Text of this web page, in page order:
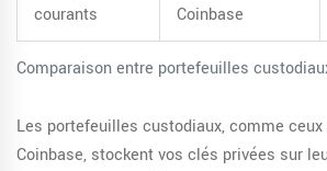
Comparaison entre portefeuilles
courants
Coinbase
Les portefeuilles custodiaux, comme ceux
Coinbase, stockent vos clés privées sur